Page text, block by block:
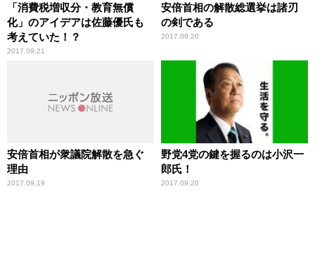
「消費税増収分・教育無償
化」のアイデアは佐藤優氏も
考えていた！？
2017.09.21
安倍首相の解散総選挙は諸刃
の剣である
2017.09.20
安倍首相が衆議院解散を急ぐ
理由
2017.09.19
野党4党の鍵を握るのは小沢一
郎氏！
2017.09.20